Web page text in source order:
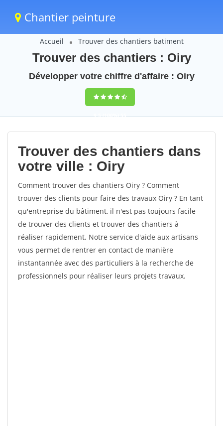
Chantier peinture
Accueil Trouver des chantiers batiment
Trouver des chantiers : Oiry
Développer votre chiffre d'affaire : Oiry
9,5(100%)55
votes
Trouver des chantiers dans
votre ville : Oiry
Comment trouver des chantiers Oiry ? Comment
trouver des clients pour faire des travaux Oiry ? En tant
qu'entreprise du bâtiment, il n'est pas toujours facile
de trouver des clients et trouver des chantiers à
réaliser rapidement. Notre service d'aide aux artisans
vous permet de rentrer en contact de manière
instantannée avec des particuliers à la recherche de
professionnels pour réaliser leurs projets travaux.